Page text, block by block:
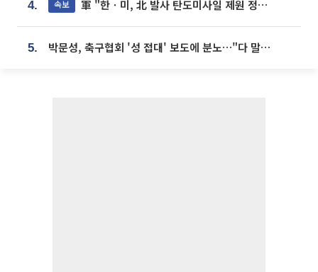
4. 속보 軍 "한ㆍ미, 北 발사 탄도미사일 제원 정밀분석 중"
5. 박문성, 축구협회 '성 접대' 보도에 분노…"다 말아먹으려고 작정했나"